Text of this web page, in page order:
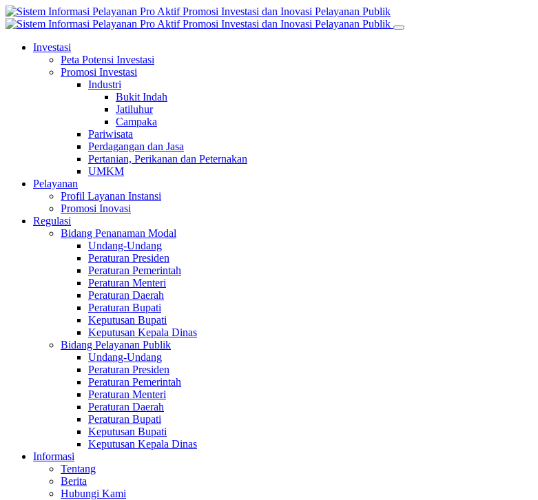
Investasi
Peta Potensi Investasi
Promosi Investasi
Industri
Bukit Indah
Jatiluhur
Campaka
Pariwisata
Perdagangan dan Jasa
Pertanian, Perikanan dan Peternakan
UMKM
Pelayanan
Profil Layanan Instansi
Promosi Inovasi
Regulasi
Bidang Penanaman Modal
Undang-Undang
Peraturan Presiden
Peraturan Pemerintah
Peraturan Menteri
Peraturan Daerah
Peraturan Bupati
Keputusan Bupati
Keputusan Kepala Dinas
Bidang Pelayanan Publik
Undang-Undang
Peraturan Presiden
Peraturan Pemerintah
Peraturan Menteri
Peraturan Daerah
Peraturan Bupati
Keputusan Bupati
Keputusan Kepala Dinas
Informasi
Tentang
Berita
Hubungi Kami